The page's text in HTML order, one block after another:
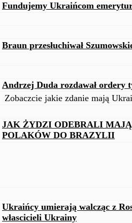
Fundujemy Ukraińcom
Braun przesłuchiwał
Andrzej Duda rozdawał ordery
Zobaczcie jakie zdanie mają
JAK ŻYDZI ODEBRALI
POLAKÓW DO BRAZYLII
Ukraińcy umierają walcząc z
włascicieli Ukrainy